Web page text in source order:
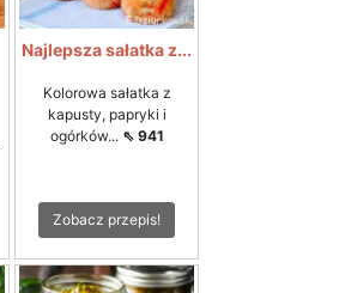
Najlepsza sałatka z...
Kolorowa sałatka z
kapusty, papryki i
ogórków... ⇖ 941
Zobacz przepis!